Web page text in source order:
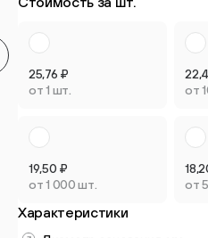
25,76 ₽
от 1 шт.
от
19,50 ₽
от 1 000 шт.
от
Характеристики
Круглые мебельные опоры
9 товаров
3 товара